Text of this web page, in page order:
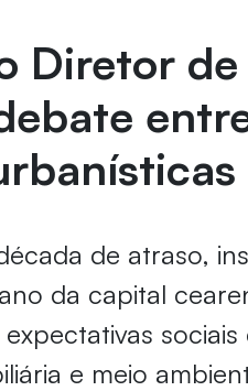
Diretor
de atraso,
da capital
e meio